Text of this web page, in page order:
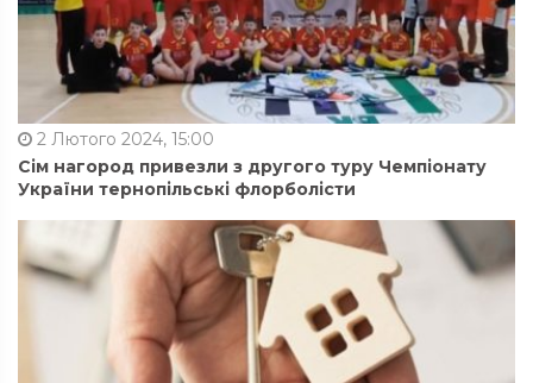
2 Лютого 2024, 15:00
Сім нагород привезли з другого туру Чемпіонату
України тернопільські флорболісти